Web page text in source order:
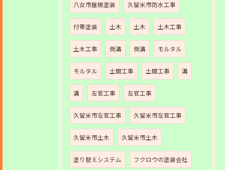
八女市屋根塗装 久留米市防水工事
付帯塗装 土木 土木 土木工事
土木工事 側溝 側溝 モルタル
モルタル 土間工事 土間工事 溝
溝 左官工事 左官工事
久留米市左官工事 久留米市左官工事
久留米市土木 久留米市土木
塗り替えシステム フクロウの塗装会社